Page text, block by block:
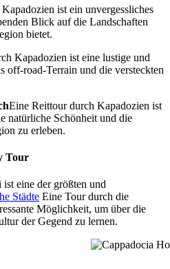
ist ein unvergessliches
Blick auf die Landschaften
bietet.
Kapadozien ist eine lustige und
off-road-Terrain und die versteckten
Eine Reittour durch Kapadozien ist
natürliche Schönheit und die
zu erleben.
Tour
eine der größten und
Städte Eine Tour durch die
Möglichkeit, um über die
der Gegend zu lernen.